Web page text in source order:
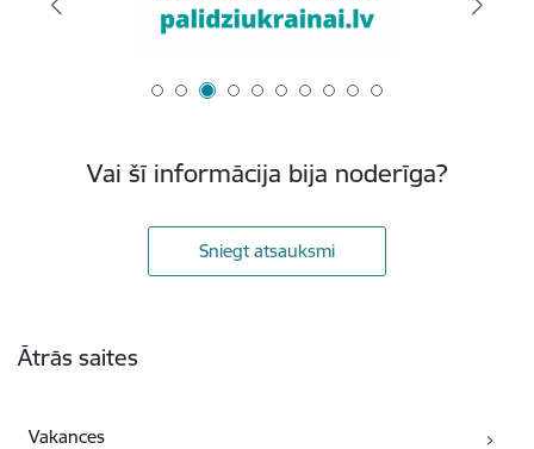
Vai šī informācija bija noderīga?
Sniegt atsauksmi
Ātrās saites
Vakances